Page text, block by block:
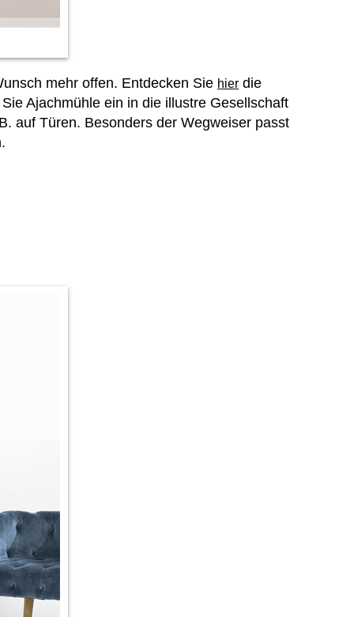
mehr offen. Entdecken Sie hier die
Ajachmühle ein in die illustre Gesellschaft
auf Türen. Besonders der Wegweiser passt